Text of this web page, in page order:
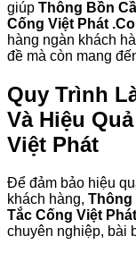
giúp Thông Bồn
Cống Việt Phát
hàng ngàn khách
đề mà còn mang
Quy Trình
Và Hiệu
Việt Phát
Để đảm bảo hiệu
khách hàng, Thông
Tắc Cống Việt
chuyên nghiệp, bài